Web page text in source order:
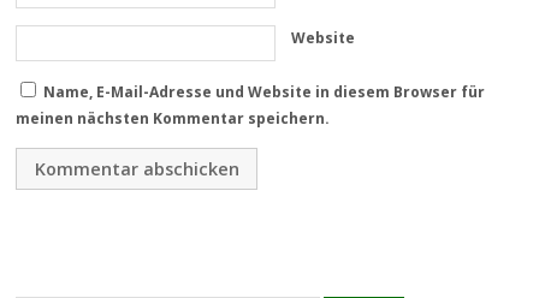
Website
Name, E-Mail-Adresse und Website in diesem Browser für
meinen nächsten Kommentar speichern.